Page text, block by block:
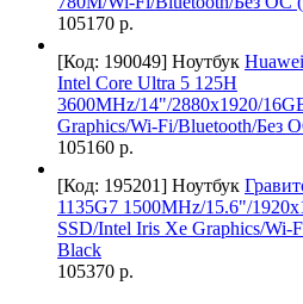
105170 р.
[Код: 190049] Ноутбук
Intel Core Ultra 5 125H
3600MHz/14"/2880х1920/
Graphics/Wi-Fi/Bluetooth/Без
105160 р.
[Код: 195201] Ноутбук
1135G7 1500MHz/15.6"/
SSD/Intel Iris Xe Graphics/
Black
105370 р.